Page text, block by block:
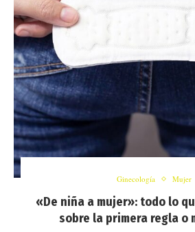
Ginecología Mujer
«De niña a mujer»: todo lo
sobre la primera regla o